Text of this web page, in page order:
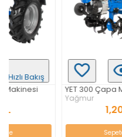
Hızlı Bakış
YET 300 Çapa Makinesi